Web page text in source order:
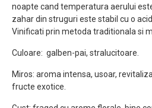
noapte cand temperatura aerului
zahar din struguri este stabil cu o
Vinificati prin metoda traditionala si
Culoare: galben-pai, stralucitoare.
Miros: aroma intensa, usoar,
fructe exotice.